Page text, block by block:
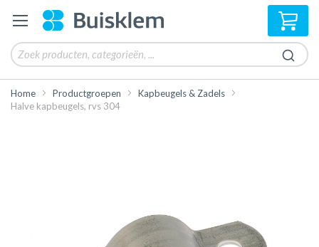
Home Productgroepen
Kapbeugels & Zadels
Halve kapbeugels, rvs 304